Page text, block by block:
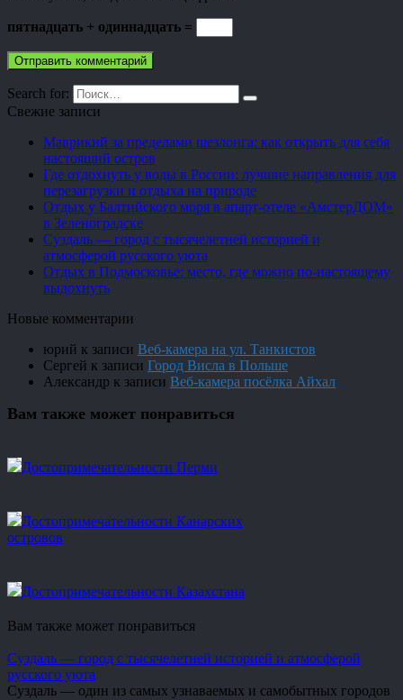
пятнадцать + одиннадцать =
Search for:
Свежие записи
Маврикий за пределами шезлонга: как открыть для себя
настоящий остров
Где отдохнуть у воды в России: лучшие направления для
перезагрузки и отдыха на природе
Отдых у Балтийского моря в апарт-отеле «АмстерДОМ»
в Зеленоградске
Суздаль — город с тысячелетней историей и
атмосферой русского уюта
Отдых в Подмосковье: место, где можно по-настоящему
выдохнуть
Новые комментарии
юрий к записи Веб-камера на ул. Танкистов
Сергей к записи Город Висла в Польше
Александр к записи Веб-камера посёлка Айхал
Вам также может понравиться
Достопримечательности Перми
Достопримечательности Канарских
островов
Достопримечательности Казахстана
Вам также может понравиться
Суздаль — город с тысячелетней историей и атмосферой
русского уюта
Суздаль — один из самых узнаваемых и самобытных городов